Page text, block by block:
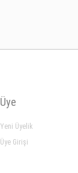
Üye
Yeni Üyelik
Üye Girişi